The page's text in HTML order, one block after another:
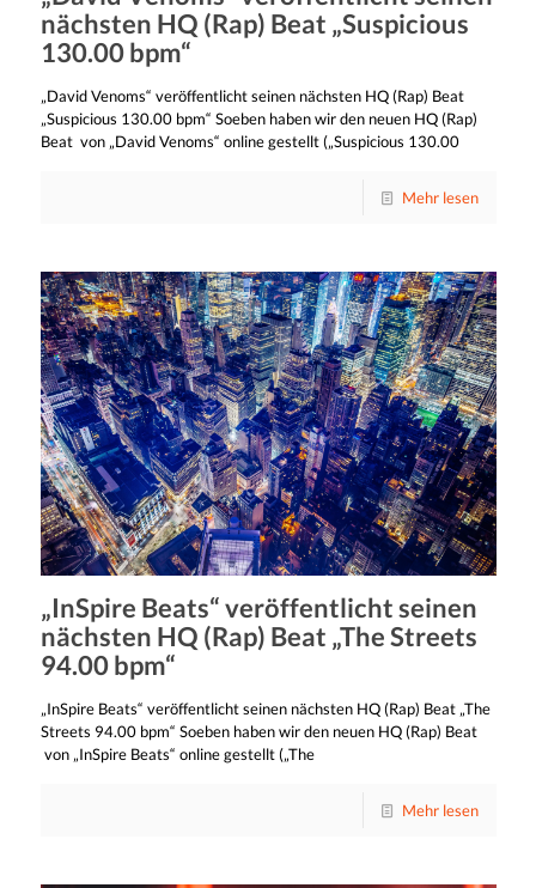
nächsten HQ (Rap) Beat „Suspicious
130.00 bpm“
„David Venoms“ veröffentlicht seinen nächsten HQ (Rap) Beat
„Suspicious 130.00 bpm“ Soeben haben wir den neuen HQ (Rap)
Beat von „David Venoms“ online gestellt („Suspicious 130.00
Mehr lesen
„InSpire Beats“ veröffentlicht seinen
nächsten HQ (Rap) Beat „The Streets
94.00 bpm“
„InSpire Beats“ veröffentlicht seinen nächsten HQ (Rap) Beat „The
Streets 94.00 bpm“ Soeben haben wir den neuen HQ (Rap) Beat
von „InSpire Beats“ online gestellt („The
Mehr lesen